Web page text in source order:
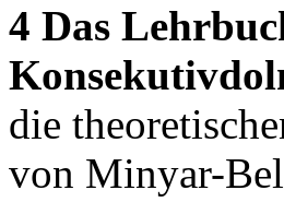
4 Das
die
von Minyar-